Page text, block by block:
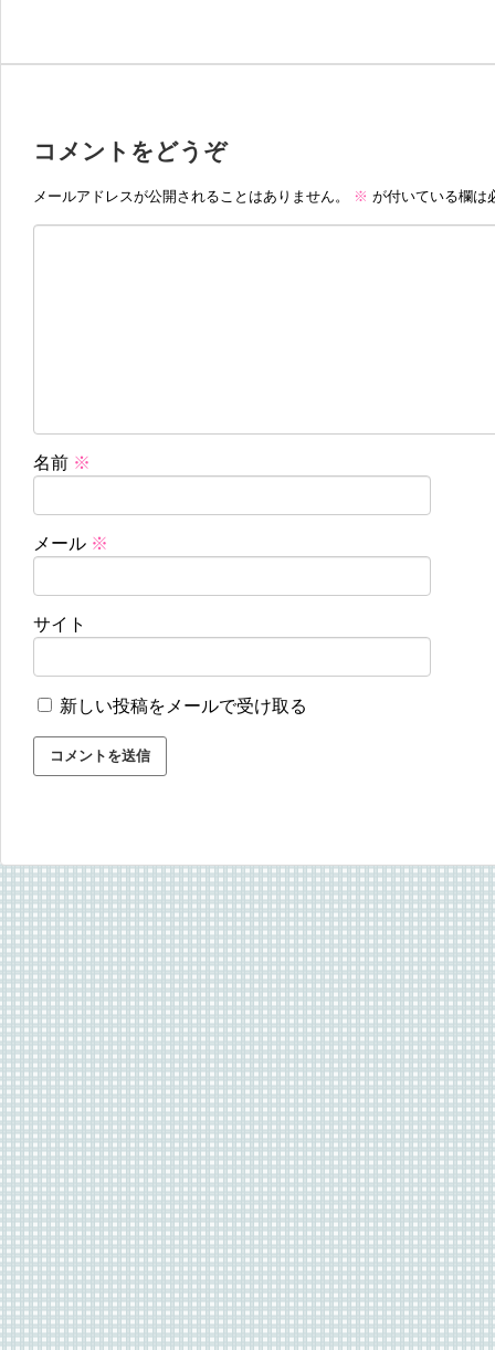
コメントをどうぞ
メールアドレスが公開されることはありません。 ※ が付いている欄は
名前 ※
メール ※
サイト
新しい投稿をメールで受け取る